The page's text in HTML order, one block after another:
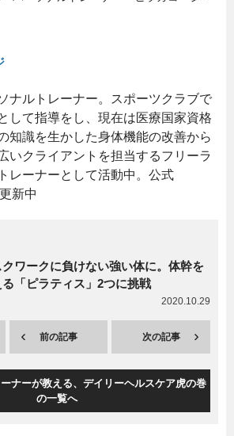
ナルトレーナー。スポーツクラブで
して指導をし、現在は医療国家資格
知識を生かした身体機能の改善から
いクライアントを担当するフリーラ
レーナーとして活動中。公式
新中
ワークに負けない強い体に。体幹を
「ピラティス」2つに挑戦
2020.10.29
前の記事 次の記事
ナーが教える、デイリーヘルスケア虎の巻
の一覧へ